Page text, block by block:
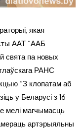
якая
ААТ “ААБ
свята па новых
РАНС
“З клопатам аб
у Беларусі з 16
мелі магчымасць
артэрыяльны